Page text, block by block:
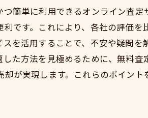
簡単に利用できるオンライン査
です。これにより、各社の評価を
を活用することで、不安や疑問
た方法を見極めるために、無料
が実現します。これらのポイン